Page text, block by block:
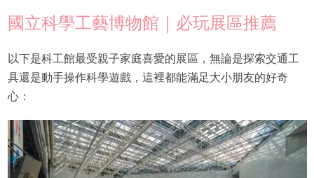
國立科學工藝博物館｜必玩展區推薦
以下是科工館最受親子家庭喜愛的展區，無論是探索交通工
具還是動手操作科學遊戲，這裡都能滿足大小朋友的好奇
心：